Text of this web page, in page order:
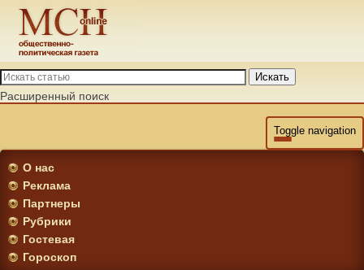
Искать
Расширенный поиск
Toggle navigation
О нас
Реклама
Партнеры
Рубрики
Гостевая
Гороскоп